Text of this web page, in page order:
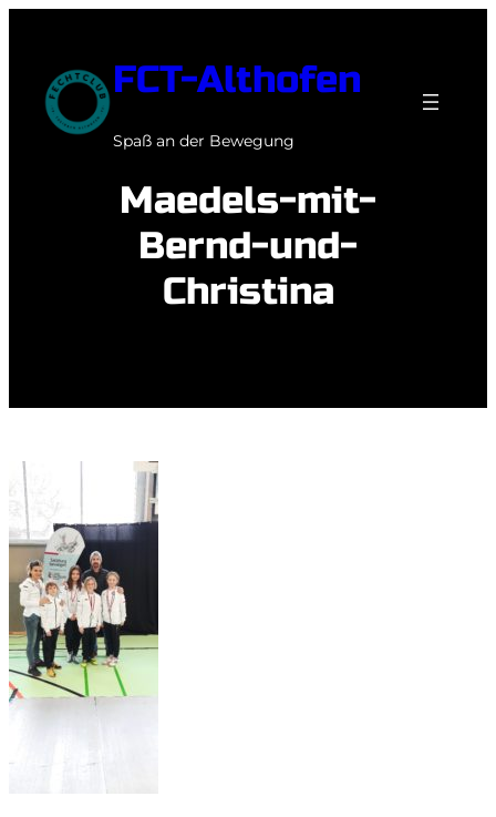
springen
FCT-Althofen
Spaß an der Bewegung
Maedels-mit-
Bernd-und-
Christina